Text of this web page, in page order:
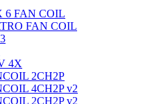
6 FAN COIL
FAN COIL
4X
2CH2P
4CH2P v2
2CH2P v2